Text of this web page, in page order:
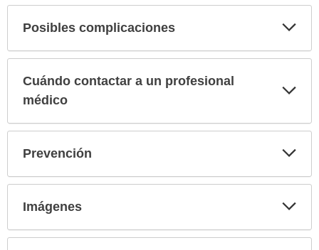
Posibles complicaciones
Cuándo contactar a un profesional
médico
Prevención
Imágenes